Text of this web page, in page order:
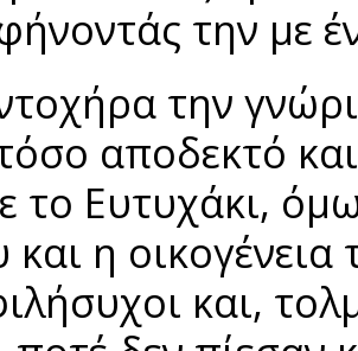
την με
την
αποδεκτό
το Ευτυχάκι,
και η
και,